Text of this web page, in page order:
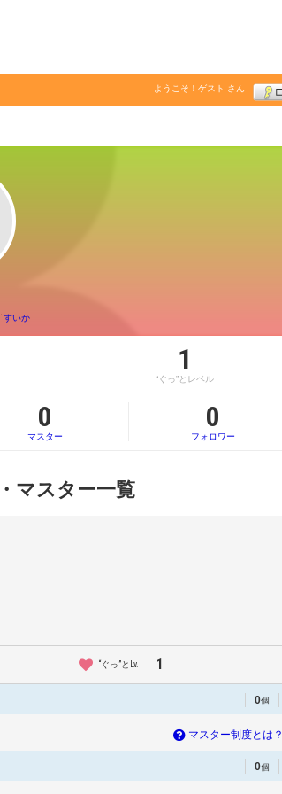
ようこそ！ ゲスト さん
すいか
1
“ぐっ”とレベル
0
マスター
0
フォロワー
マスター一覧
“ぐっ”とLv. 1
0個
マスター制度とは？
0個